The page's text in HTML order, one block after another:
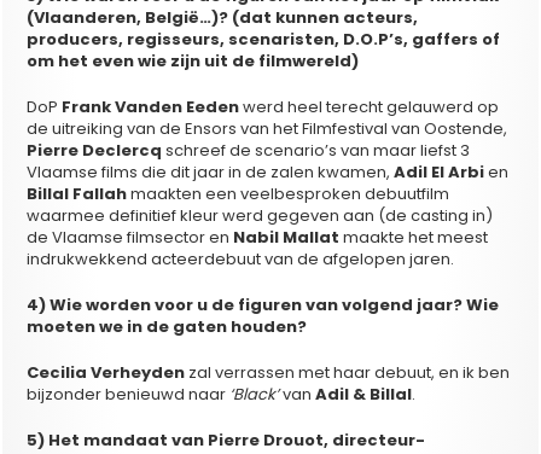
(Vlaanderen, België…)? (dat kunnen acteurs,
producers, regisseurs, scenaristen, D.O.P’s, gaffers of
om het even wie zijn uit de filmwereld)
DoP Frank Vanden Eedenwerd heel terecht gelauwerd op
de uitreiking van de Ensors van het Filmfestival van Oostende,
Pierre Declercq schreef de scenario’s van maar liefst 3
Vlaamse films die dit jaar in de zalen kwamen,Adil El Arbien
Billal Fallahmaakten een veelbesproken debuutfilm
waarmee definitief kleur werd gegeven aan (de casting in)
de Vlaamse filmsector en Nabil Mallat maakte het meest
indrukwekkend acteerdebuut van de afgelopen jaren.
4) Wie worden voor u de figuren van volgend jaar? Wie
moeten we in de gaten houden?
Cecilia Verheyden zal verrassen met haar debuut, en ik ben
bijzonder benieuwd naar ‘Black’van Adil & Billal.
5) Het mandaat van Pierre Drouot, directeur-